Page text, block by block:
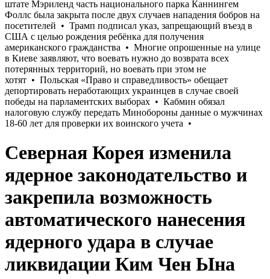
Северная Корея изменила
ядерное законодательство и
закрепила возможность
автоматического нанесения
ядерного удара в случае
ликвидации Ким Чен Ына